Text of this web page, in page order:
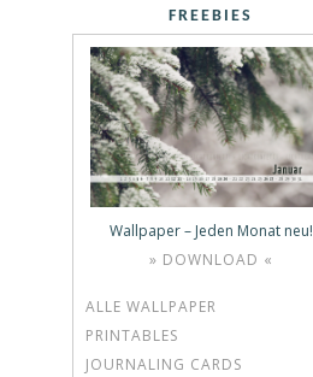
FREEBIES
Wallpaper – Jeden Monat neu!
» DOWNLOAD «
ALLE WALLPAPER
PRINTABLES
JOURNALING CARDS